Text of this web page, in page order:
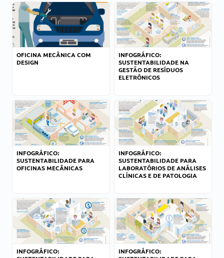
OFICINA MECÂNICA COM
DESIGN
INFOGRÁFICO:
SUSTENTABILIDADE NA
GESTÃO DE RESÍDUOS
ELETRÔNICOS
INFOGRÁFICO:
SUSTENTABILIDADE PARA
OFICINAS MECÂNICAS
INFOGRÁFICO:
SUSTENTABILIDADE PARA
LABORATÓRIOS DE ANÁLISES
CLÍNICAS E DE PATOLOGIA
INFOGRÁFICO:
INFOGRÁFICO: